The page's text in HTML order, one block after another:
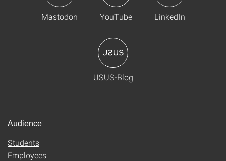
Mastodon YouTube LinkedIn
USUS-Blog
Audience
Students
Employees